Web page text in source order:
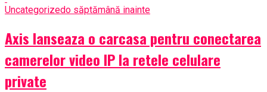
Uncategorizedo săptămână inainte
Axis lanseaza o carcasa pentru conectarea
camerelor video IP la retele celulare
private